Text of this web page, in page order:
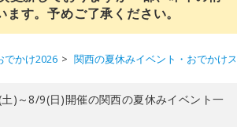
ます。予めご了承ください。
でかけ2026 関西の夏休みイベント・おでかけ
)～8/9(日)開催の関西の夏休みイベント一